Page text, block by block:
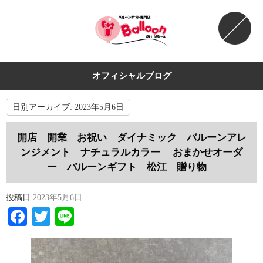
オフィシャルブログ
日別アーカイブ: 2023年5月6日
開店 開業 お祝い ダイナミック バルーンアレ
ンジメント ナチュラルカラー おまかせオーダ
ー バルーンギフト 松江 贈り物
投稿日 2023年5月6日
Facebook
Twitter